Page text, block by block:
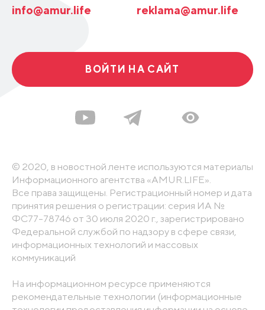
info@amur.life reklama@amur.life
ВОЙТИ НА САЙТ
© 2020, в новостной ленте используются материалы
Информационного агентства «AMUR.LIFE».
Все права защищены. Регистрационный номер и дата
принятия решения о регистрации: серия ИА №
ФС77-78746 от 30 июля 2020 г., зарегистрировано
Федеральной службой по надзору в сфере связи,
информационных технологий и массовых
коммуникаций
На информационном ресурсе применяются
рекомендательные технологии (информационные